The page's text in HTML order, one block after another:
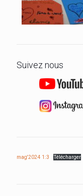
Suivez nous
mag'2024 1:3 Télécharger